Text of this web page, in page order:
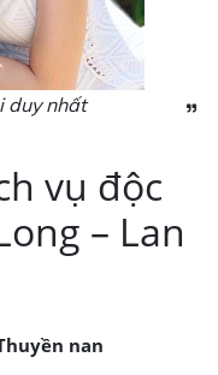
duy nhất
vụ độc
– Lan
nan